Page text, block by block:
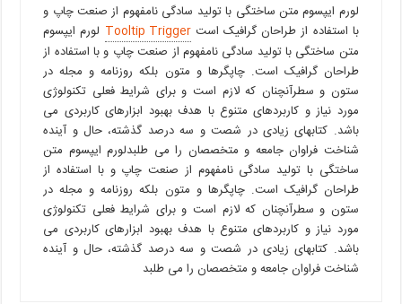
لورم ایپسوم متن ساختگی با تولید سادگی نامفهوم از صنعت چاپ و
با استفاده از طراحان گرافیک استTooltip Trigger لورم ایپسوم
متن ساختگی با تولید سادگی نامفهوم از صنعت چاپ و با استفاده از
طراحان گرافیک است. چاپگرها و متون بلکه روزنامه و مجله در
ستون و سطرآنچنان که لازم است و برای شرایط فعلی تکنولوژی
مورد نیاز و کاربردهای متنوع با هدف بهبود ابزارهای کاربردی می
باشد. کتابهای زیادی در شصت و سه درصد گذشته، حال و آینده
شناخت فراوان جامعه و متخصصان را می طلبدلورم ایپسوم متن
ساختگی با تولید سادگی نامفهوم از صنعت چاپ و با استفاده از
طراحان گرافیک است. چاپگرها و متون بلکه روزنامه و مجله در
ستون و سطرآنچنان که لازم است و برای شرایط فعلی تکنولوژی
مورد نیاز و کاربردهای متنوع با هدف بهبود ابزارهای کاربردی می
باشد. کتابهای زیادی در شصت و سه درصد گذشته، حال و آینده
شناخت فراوان جامعه و متخصصان را می طلبد